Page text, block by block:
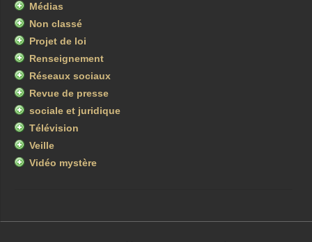
Médias
Non classé
Projet de loi
Renseignement
Réseaux sociaux
Revue de presse
sociale et juridique
Télévision
Veille
Vidéo mystère